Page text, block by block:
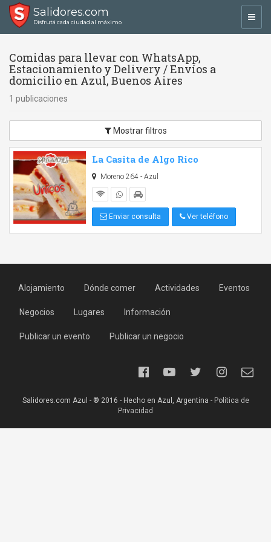
Salidores.com
Disfrutá cada ciudad al máximo
Comidas para llevar con WhatsApp,
Estacionamiento y Delivery / Envíos a
domicilio en Azul, Buenos Aires
1 publicaciones
Mostrar filtros
La Casita de Algo Rico
Moreno 264 - Azul
Enviar consulta Ver teléfono
Alojamiento Dónde comer Actividades Eventos
Negocios Lugares Información
Publicar un evento Publicar un negocio
Salidores.com Azul - ® 2016 - Hecho en Azul, Argentina - Política de
Privacidad